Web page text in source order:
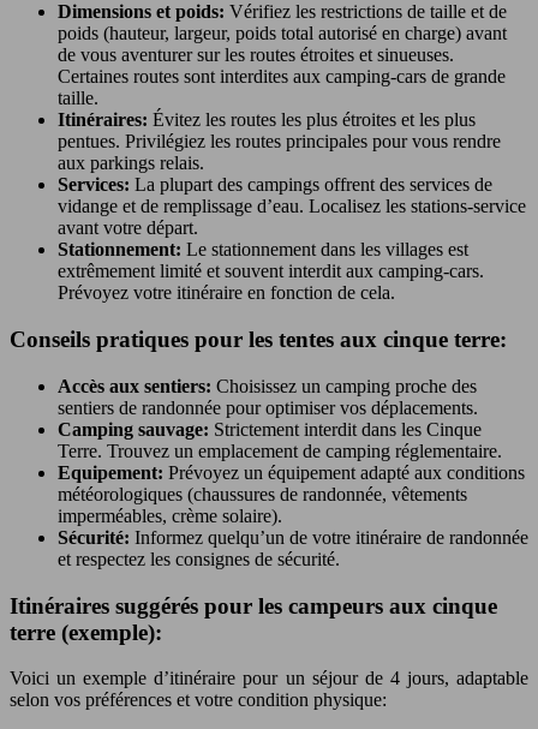
Dimensions et poids: Vérifiez les restrictions de taille et de
poids (hauteur, largeur, poids total autorisé en charge) avant
de vous aventurer sur les routes étroites et sinueuses.
Certaines routes sont interdites aux camping-cars de grande
taille.
Itinéraires: Évitez les routes les plus étroites et les plus
pentues. Privilégiez les routes principales pour vous rendre
aux parkings relais.
Services: La plupart des campings offrent des services de
vidange et de remplissage d’eau. Localisez les stations-service
avant votre départ.
Stationnement: Le stationnement dans les villages est
extrêmement limité et souvent interdit aux camping-cars.
Prévoyez votre itinéraire en fonction de cela.
Conseils pratiques pour les tentes aux cinque terre:
Accès aux sentiers: Choisissez un camping proche des
sentiers de randonnée pour optimiser vos déplacements.
Camping sauvage: Strictement interdit dans les Cinque
Terre. Trouvez un emplacement de camping réglementaire.
Equipement: Prévoyez un équipement adapté aux conditions
météorologiques (chaussures de randonnée, vêtements
imperméables, crème solaire).
Sécurité: Informez quelqu’un de votre itinéraire de randonnée
et respectez les consignes de sécurité.
Itinéraires suggérés pour les campeurs aux cinque
terre (exemple):
Voici un exemple d’itinéraire pour un séjour de 4 jours, adaptable
selon vos préférences et votre condition physique: